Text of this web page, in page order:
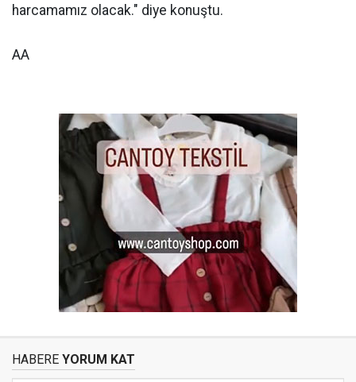
harcamamız olacak." diye konuştu.
AA
HABERE YORUM KAT